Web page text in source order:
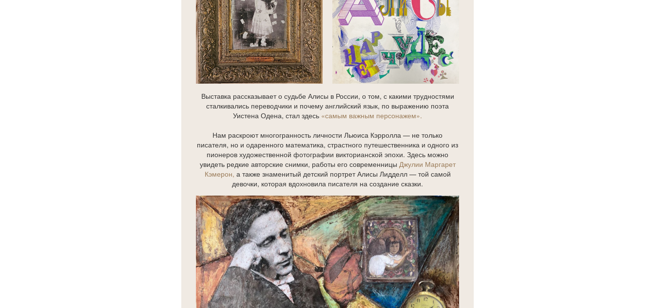
Выставка рассказывает о судьбе Алисы в России, о том, с какими трудностями
сталкивались переводчики и почему английский язык, по выражению поэта
Уистена Одена, стал здесь «самым важным персонажем».
Нам раскроют многогранность личности Льюиса Кэрролла — не только
писателя, но и одаренного математика, страстного путешественника и одного из
пионеров художественной фотографии викторианской эпохи. Здесь можно
увидеть редкие авторские снимки, работы его современницы Джулии Маргарет
Кэмерон, а также знаменитый детский портрет Алисы Лидделл — той самой
девочки, которая вдохновила писателя на создание сказки.